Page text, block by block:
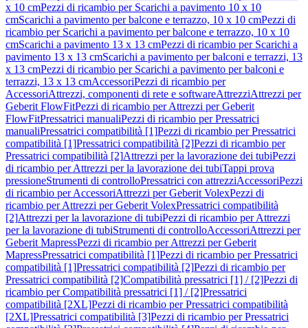
x 10 cmPezzi di ricambio per Scarichi a pavimento 10 x 10
cmScarichi a pavimento per balcone e terrazzo, 10 x 10 cmPezzi di
ricambio per Scarichi a pavimento per balcone e terrazzo, 10 x 10
cmScarichi a pavimento 13 x 13 cmPezzi di ricambio per Scarichi a
pavimento 13 x 13 cmScarichi a pavimento per balconi e terrazzi, 13
x 13 cmPezzi di ricambio per Scarichi a pavimento per balconi e
terrazzi, 13 x 13 cmAccessoriPezzi di ricambio per
AccessoriAttrezzi, componenti di rete e softwareAttrezziAttrezzi per
Geberit FlowFitPezzi di ricambio per Attrezzi per Geberit
FlowFitPressatrici manualiPezzi di ricambio per Pressatrici
manualiPressatrici compatibilità [1]Pezzi di ricambio per Pressatrici
compatibilità [1]Pressatrici compatibilità [2]Pezzi di ricambio per
Pressatrici compatibilità [2]Attrezzi per la lavorazione dei tubiPezzi
di ricambio per Attrezzi per la lavorazione dei tubiTappi prova
pressioneStrumenti di controlloPressatrici con attrezziAccessoriPezzi
di ricambio per AccessoriAttrezzi per Geberit VolexPezzi di
ricambio per Attrezzi per Geberit VolexPressatrici compatibilità
[2]Attrezzi per la lavorazione di tubiPezzi di ricambio per Attrezzi
per la lavorazione di tubiStrumenti di controlloAccessoriAttrezzi per
Geberit MapressPezzi di ricambio per Attrezzi per Geberit
MapressPressatrici compatibilità [1]Pezzi di ricambio per Pressatrici
compatibilità [1]Pressatrici compatibilità [2]Pezzi di ricambio per
Pressatrici compatibilità [2]Compatibilità pressatrici [1] / [2]Pezzi di
ricambio per Compatibilità pressatrici [1] / [2]Pressatrici
compatibilità [2XL]Pezzi di ricambio per Pressatrici compatibilità
[2XL]Pressatrici compatibilità [3]Pezzi di ricambio per Pressatrici